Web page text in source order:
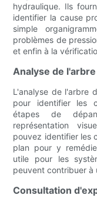
hydraulique. Ils
identifier la cause
simple
problèmes de
et enfin à la
Analyse de
L'analyse de l'arbre
pour identifier les
étapes de
représentation
pouvez identifier les
plan pour y
utile pour les
peuvent contribuer à
Consultation